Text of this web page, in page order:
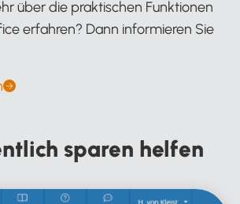
über die praktischen Funktionen
erfahren? Dann informieren Sie
sparen helfen